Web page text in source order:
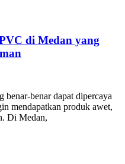
di Medan yang
benar dapat dipercaya
mendapatkan produk awet,
Di Medan,